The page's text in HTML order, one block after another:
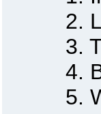
2.
3. The
4.
5.